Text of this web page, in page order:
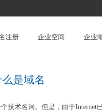
注册 企业空间 企业
是域名
术名词。但是，由于